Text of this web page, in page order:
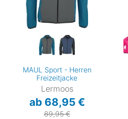
MAUL Sport - Herren
Freizeitjacke
Lermoos
ab 68,95 €
89,95 €